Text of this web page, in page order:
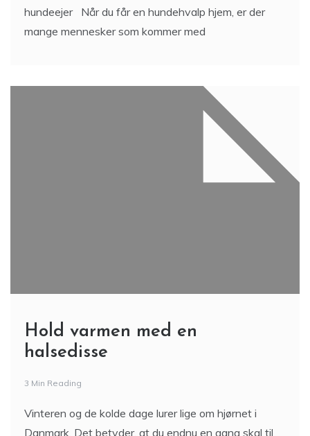
hundeejer Når du får en hundehvalp hjem, er der
mange mennesker som kommer med
Hold varmen med en
halsedisse
3 Min Reading
Vinteren og de kolde dage lurer lige om hjørnet i
Danmark. Det betyder, at du endnu en gang skal til